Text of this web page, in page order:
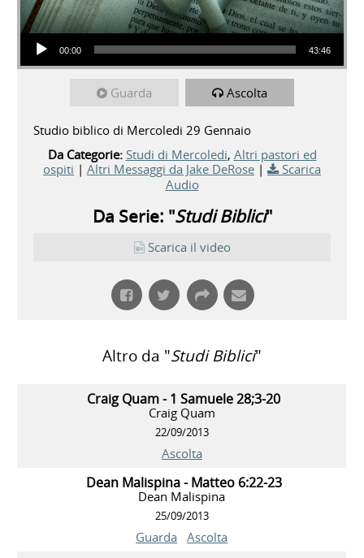
Audio Player
00:00 43:46
Guarda Ascolta
Studio biblico di Mercoledi 29 Gennaio
Da Categorie: Studi di Mercoledi, Altri pastori ed
ospiti | Altri Messaggi da Jake DeRose |
Scarica
Audio
Da Serie: "Studi Biblici"
Scarica il video
Altro da "Studi Biblici"
Craig Quam - 1 Samuele 28;3-20
Craig Quam
22/09/2013
Ascolta
Dean Malispina - Matteo 6:22-23
Dean Malispina
25/09/2013
Guarda Ascolta